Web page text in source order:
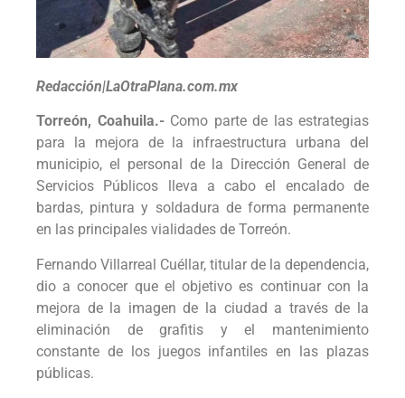
Redacción|LaOtraPlana.com.mx
Torreón, Coahuila.- Como parte de las estrategias
para la mejora de la infraestructura urbana del
municipio, el personal de la Dirección General de
Servicios Públicos lleva a cabo el encalado de
bardas, pintura y soldadura de forma permanente
en las principales vialidades de Torreón.
Fernando Villarreal Cuéllar, titular de la dependencia,
dio a conocer que el objetivo es continuar con la
mejora de la imagen de la ciudad a través de la
eliminación de grafitis y el mantenimiento
constante de los juegos infantiles en las plazas
públicas.